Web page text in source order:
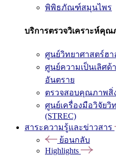
พิพิธภัณฑ์สมุนไพร
บริการตรวจวิเคราะห์คุณ
ศูนย์วิทยาศาสตร์ฮา
ศูนย์ความเป็นเลิศด้
อันตราย
ตรวจสอบคุณภาพสิ่
ศูนย์เครื่องมือวิจัยวิ
(STREC)
สาระความรู้และข่าวสาร
ย้อนกลับ
Highlights